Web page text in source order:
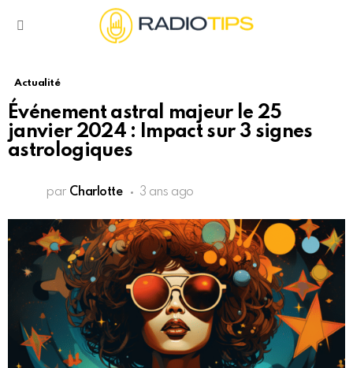
Actualité
Événement astral majeur le 25
janvier 2024 : Impact sur 3 signes
astrologiques
par Charlotte 3 ans ago